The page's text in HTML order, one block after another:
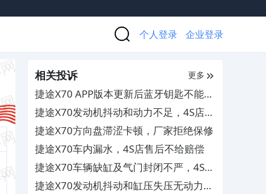
个人登录 企业登录
相关投诉 更多
捷途X70 APP版本更新后蓝牙钥匙不能使
用，影响用车体验
捷途X70发动机抖动和动力不足，4S店不
予保修
捷途X70方向盘滞涩卡顿，厂家拒绝保修
捷途X70车内漏水，4S店售后不给赔偿
捷途X70车辆缺缸及气门封闭不严，4S店
推脱不予保修
捷途X70发动机抖动和缸压失压无动力，